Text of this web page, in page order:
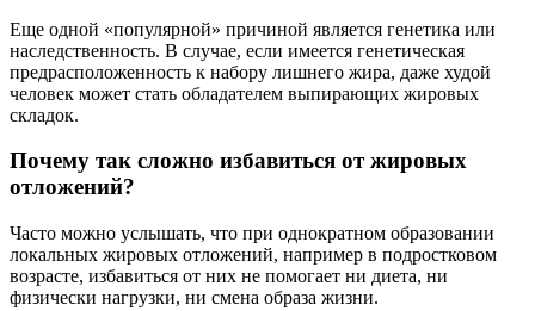
Еще одной «популярной» причиной является генетика или
наследственность. В случае, если имеется генетическая
предрасположенность к набору лишнего жира, даже худой
человек может стать обладателем выпирающих жировых
складок.
Почему так сложно избавиться от жировых
отложений?
Часто можно услышать, что при однократном образовании
локальных жировых отложений, например в подростковом
возрасте, избавиться от них не помогает ни диета, ни
физически нагрузки, ни смена образа жизни.